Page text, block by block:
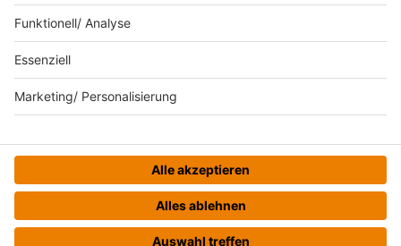
© bigFM - Eine Marke der Audiotainment Südwest GmbH &
Co. KG